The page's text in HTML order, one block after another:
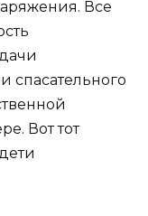
Все
спасательного
Вот тот